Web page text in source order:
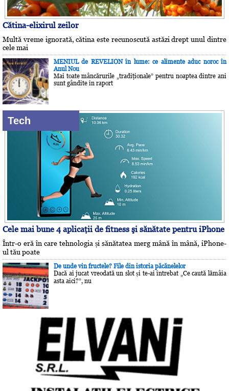
Cătina-elixirul zeilor
Multă vreme ignorată, cătina este recunoscută astăzi drept unul dintre
cele mai
MENIUL de REVELION în lume: ce alimente aduc noroc în
Anul Nou
Mai toate mâncărurile „tradiţionale” pentru noaptea dintre ani
sunt gândite în raport
Tech
Cele mai bune 4 aplicaţii de fitness şi sănătate pentru iPhone
Într-o eră în care tehnologia și sănătatea merg mână în mână, iPhone-
ul tău poate
De unde vin fructele? File din istoria păcănelelor
Dacă ai jucat vreodată un slot și te-ai întrebat „Ce caută lămâia
asta aici?”, nu